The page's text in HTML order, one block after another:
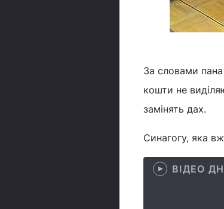
За словами
кошти не
замінять дах.
Синагогу, яка
ВІДЕО